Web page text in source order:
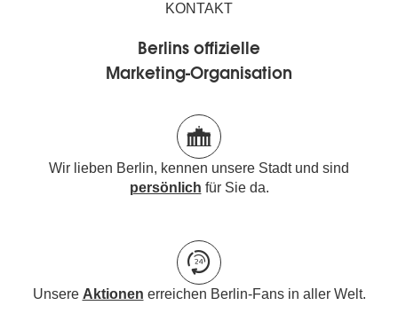
KONTAKT
Berlins offizielle
Marketing-Organisation
Wir lieben Berlin, kennen unsere Stadt und sind
persönlich für Sie da.
Unsere Aktionen erreichen Berlin-Fans in aller Welt.